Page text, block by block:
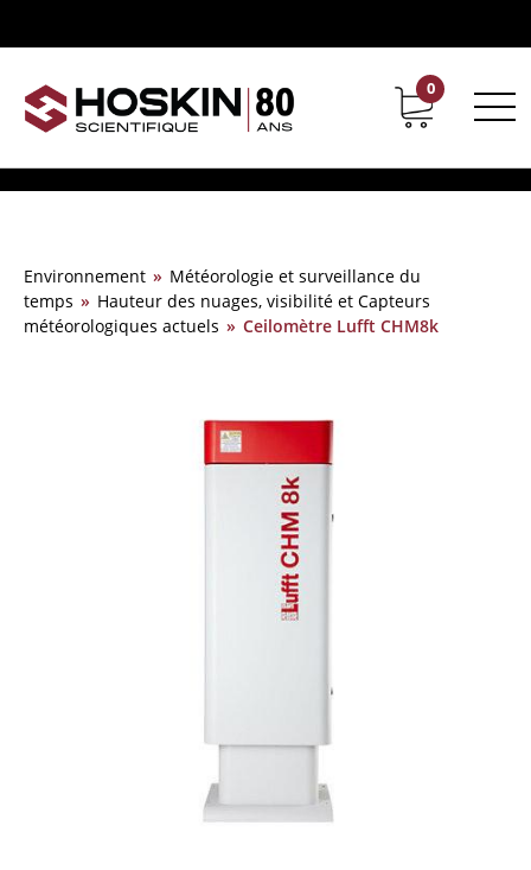
Support Carrières chez Hoskin
0
Environnement » Météorologie et surveillance du
temps » Hauteur des nuages, visibilité et Capteurs
météorologiques actuels » Ceilomètre Lufft CHM8k